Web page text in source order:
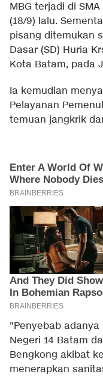
MBG terjadi di
(18/9) lalu.
pisang ditemukan
Dasar (SD) Huria
Kota Batam, pada
Ia kemudian
Pelayanan
temuan jangkrik
"Penyebab adanya
Negeri 14 Batam
Bengkong akibat
menerapkan